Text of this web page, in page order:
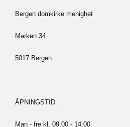
Bergen domkirke menighet
Marken 34
5017 Bergen
ÅPNINGSTID:
Man - fre kl. 09.00 - 14.00